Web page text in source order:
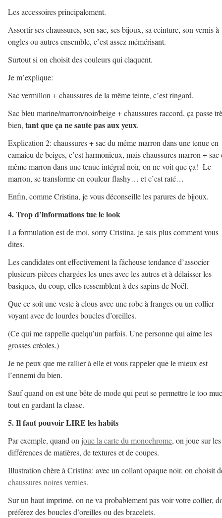
Les accessoires principalement.
Assortir ses chaussures, son sac, ses bijoux, sa ceinture, son vernis à
ongles ou autres ensemble, c’est assez mémérisant.
Surtout si on choisit des couleurs qui claquent.
Je m’explique:
Sac vermillon + chaussures de la même teinte, c’est ringard.
Sac bleu marine/marron/noir/beige + chaussures raccord, ça passe
bien, tant que ça ne saute pas aux yeux.
Explication 2: chaussures + sac du même marron dans une tenue en
camaieu de beiges, c’est harmonieux, mais chaussures marron + sac
même marron dans une tenue intégral noir, on ne voit que ça! Le
marron, se transforme en couleur flashy… et c’est raté…
Enfin, comme Cristina, je vous déconseille les parures de bijoux.
4. Trop d’informations tue le look
La formulation est de moi, sorry Cristina, je sais plus comment vous
dites.
Les candidates ont effectivement la fâcheuse tendance d’associer
plusieurs pièces chargées les unes avec les autres et à délaisser les
basiques, du coup, elles ressemblent à des sapins de Noël.
Que ce soit une veste à clous avec une robe à franges ou un collier
voyant avec de lourdes boucles d’oreilles.
(Ce qui me rappelle quelqu’un parfois. Une personne qui aime les
grosses créoles.)
Je ne peux que me rallier à elle et vous rappeler que le mieux est
l’ennemi du bien.
Sauf quand on est une bête de mode qui peut se permettre le too
tout en gardant la classe.
5. Il faut pouvoir LIRE les habits
Par exemple, quand on joue la carte du monochrome, on joue sur les
différences de matières, de textures et de coupes.
Illustration chère à Cristina: avec un collant opaque noir, on choisit
chaussures noires vernies.
Sur un haut imprimé, on ne va probablement pas voir votre collier,
préférez des boucles d’oreilles ou des bracelets.